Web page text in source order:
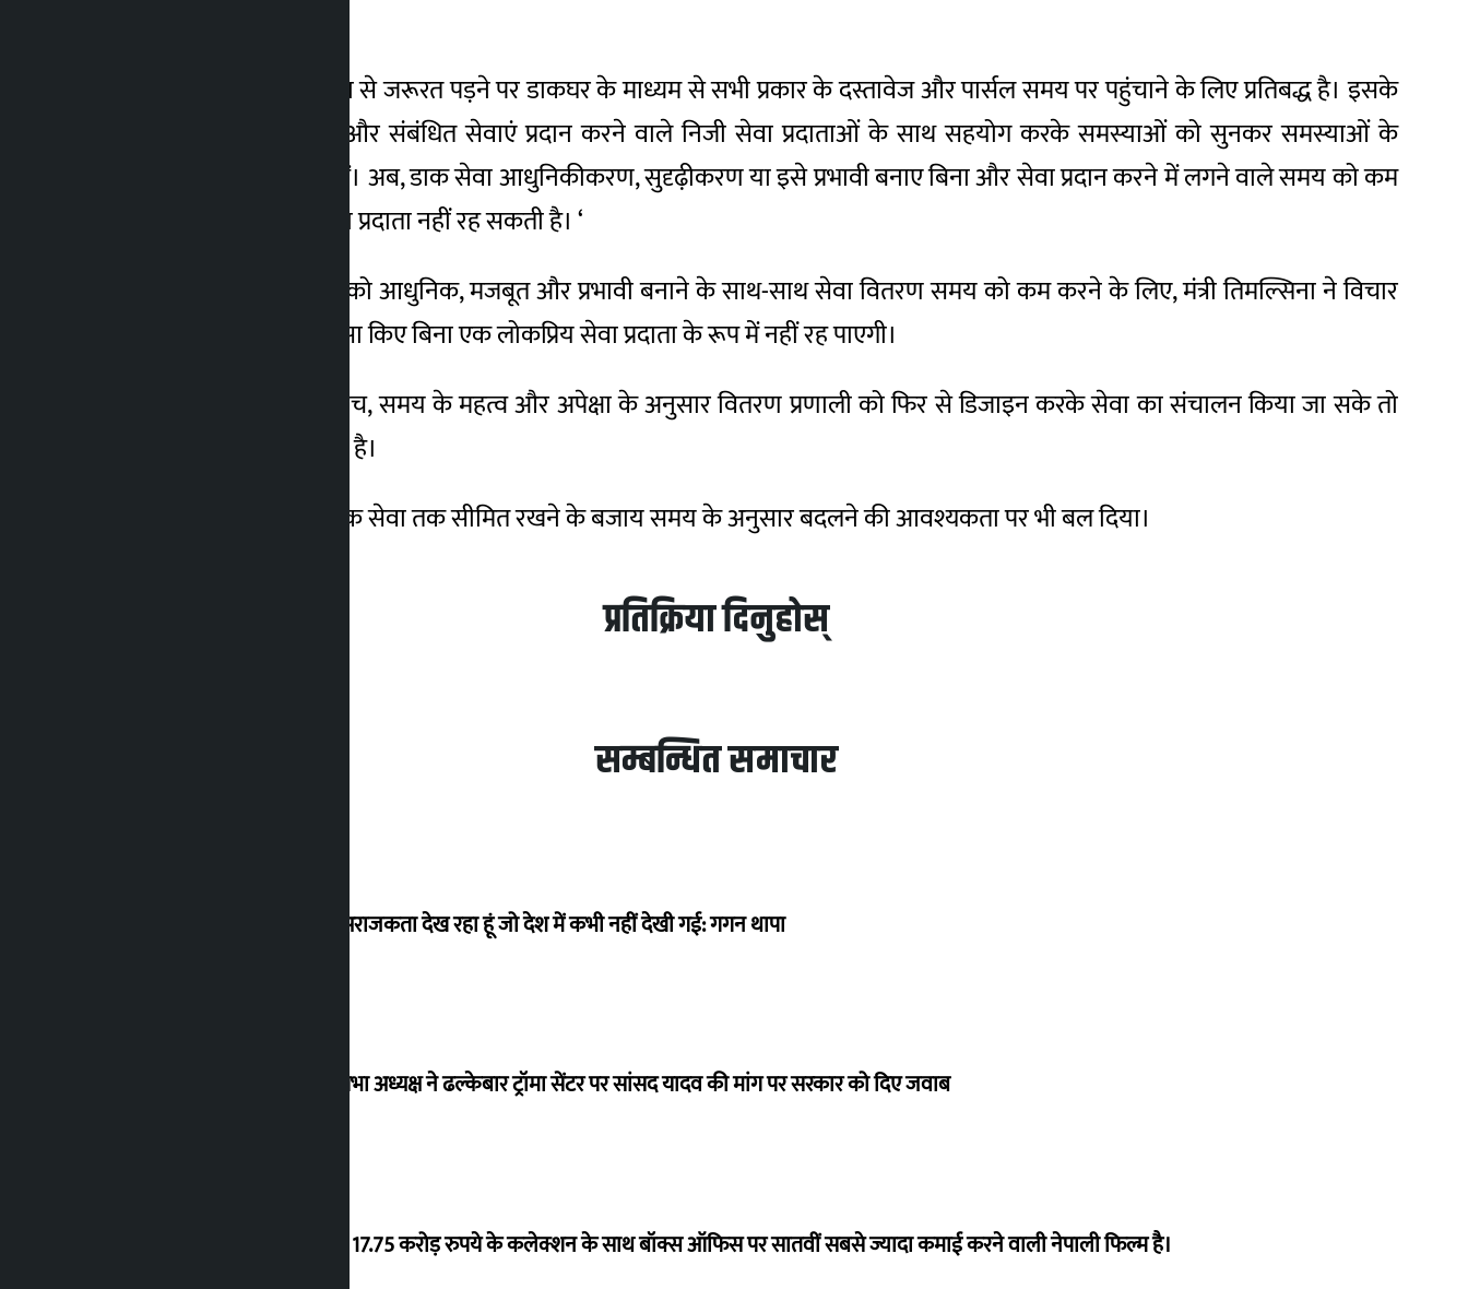
उन्होंने कहा, “सरकार स्वेच्छा से जरूरत पड़ने पर डाकघर के माध्यम से सभी प्रकार के दस्तावेज और पार्सल समय पर पहुंचाने के लिए प्रतिबद्ध है। इसके
लिए हम डाक सेवा विभाग और संबंधित सेवाएं प्रदान करने वाले निजी सेवा प्रदाताओं के साथ सहयोग करके समस्याओं को सुनकर समस्याओं के
समाधान के लिए आगे आए हैं। अब, डाक सेवा आधुनिकीकरण, सुदृढ़ीकरण या इसे प्रभावी बनाए बिना और सेवा प्रदान करने में लगने वाले समय को कम
किए बिना एक लोकप्रिय सेवा प्रदाता नहीं रह सकती है। ‘
यह कहते हुए कि डाक सेवा को आधुनिक, मजबूत और प्रभावी बनाने के साथ-साथ सेवा वितरण समय को कम करने के लिए, मंत्री तिमल्सिना ने विचार
व्यक्त किया कि डाक सेवा ऐसा किए बिना एक लोकप्रिय सेवा प्रदाता के रूप में नहीं रह पाएगी।
उन्होंने कहा कि लोगों की सोच, समय के महत्व और अपेक्षा के अनुसार वितरण प्रणाली को फिर से डिजाइन करके सेवा का संचालन किया जा सके तो
सफलता प्राप्त की जा सकती है।
उन्होंने डाक सेवा को पारंपरिक सेवा तक सीमित रखने के बजाय समय के अनुसार बदलने की आवश्यकता पर भी बल दिया।
प्रतिक्रिया दिनुहोस्
सम्बन्धित समाचार
मैं ऐसी अराजकता देख रहा हूं जो देश में कभी नहीं देखी गई: गगन थापा
विधानसभा अध्यक्ष ने ढल्केबार ट्रॉमा सेंटर पर सांसद यादव की मांग पर सरकार को दिए जवाब
‘गौंथली’ 17.75 करोड़ रुपये के कलेक्शन के साथ बॉक्स ऑफिस पर सातवीं सबसे ज्यादा कमाई करने वाली नेपाली फिल्म है।